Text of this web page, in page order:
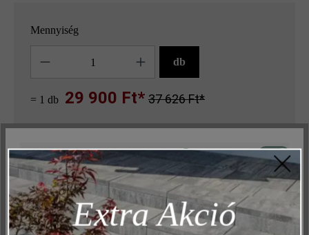
Mennyiség
db
= 1 db 29 900 Ft* 37 626 Ft*
Keressen egy kereskedőt a közelben
Hozzáadás a kívánságlistához
Oldal nyomtatása
Műszakilag és működéshez szükséges Aktív
Marketing Inaktív
Elemzés Inaktív
Extra Akció